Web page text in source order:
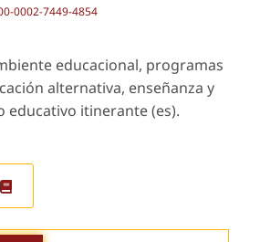
0002-7449-4854
educacional, programas
alternativa, enseñanza y
educativo itinerante (es).